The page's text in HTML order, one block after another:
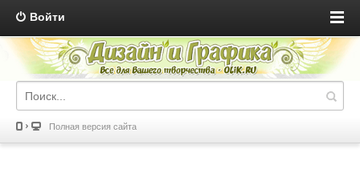
Войти
Полная версия сайта